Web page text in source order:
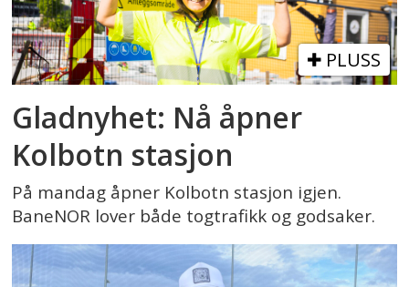
PLUSS
Gladnyhet: Nå åpner
Kolbotn stasjon
På mandag åpner Kolbotn stasjon igjen.
BaneNOR lover både togtrafikk og godsaker.